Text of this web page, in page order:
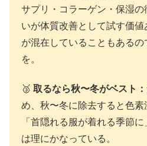
サプリ・コラーゲン・保湿
いが体質改善として試す価
が混在していることもある
を。
🥉 取るなら秋〜冬がベスト：
め、秋〜冬に除去すると色素
「首隠れる服が着れる季節
は理にかなっている。